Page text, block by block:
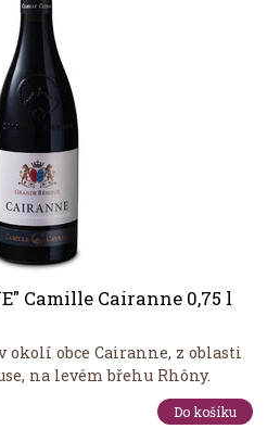
Camille Cairanne 0,75 l
obce Cairanne, z oblasti
na levém břehu Rhôny.
Do košíku